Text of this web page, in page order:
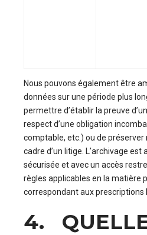
Nous pouvons également être
données sur une période plus
permettre d’établir la preuve
respect d’une obligation
comptable, etc.) ou de préserver
cadre d’un litige. L’archivage
sécurisée et avec un accès
règles applicables en la matière
correspondant aux prescriptions
4.